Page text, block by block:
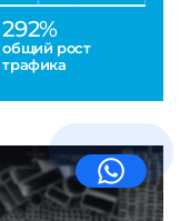
292%
общий рост
трафика